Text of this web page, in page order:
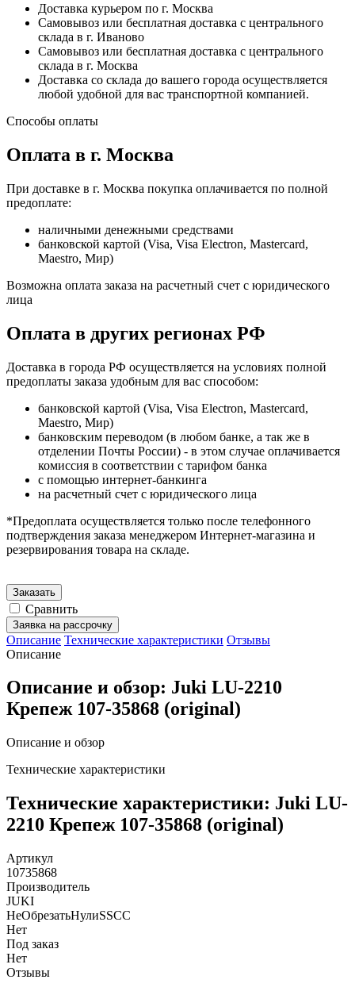
Доставка курьером по г. Москва
Самовывоз или бесплатная доставка с центрального
склада в г. Иваново
Самовывоз или бесплатная доставка с центрального
склада в г. Москва
Доставка со склада до вашего города осуществляется
любой удобной для вас транспортной компанией.
Способы оплаты
Оплата в г. Москва
При доставке в г. Москва покупка оплачивается по полной
предоплате:
наличными денежными средствами
банковской картой (Visa, Visa Electron, Mastercard,
Maestro, Мир)
Возможна оплата заказа на расчетный счет с юридического
лица
Оплата в других регионах РФ
Доставка в города РФ осуществляется на условиях полной
предоплаты заказа удобным для вас способом:
банковской картой (Visa, Visa Electron, Mastercard,
Maestro, Мир)
банковским переводом (в любом банке, а так же в
отделении Почты России) - в этом случае оплачивается
комиссия в соответствии с тарифом банка
с помощью интернет-банкинга
на расчетный счет с юридического лица
*Предоплата осуществляется только после телефонного
подтверждения заказа менеджером Интернет-магазина и
резервирования товара на складе.
Заказать
Сравнить
Заявка на рассрочку
Описание Технические характеристики Отзывы
Описание
Описание и обзор: Juki LU-2210
Крепеж 107-35868 (original)
Описание и обзор
Технические характеристики
Технические характеристики: Juki LU-
2210 Крепеж 107-35868 (original)
Артикул
10735868
Производитель
JUKI
НеОбрезатьНулиSSCC
Нет
Под заказ
Нет
Отзывы